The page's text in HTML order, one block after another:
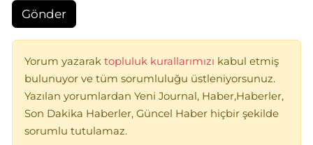
Gönder
Yorum yazarak topluluk kurallarımızı kabul etmiş
bulunuyor ve tüm sorumluluğu üstleniyorsunuz.
Yazılan yorumlardan Yeni Journal, Haber,Haberler,
Son Dakika Haberler, Güncel Haber hiçbir şekilde
sorumlu tutulamaz.